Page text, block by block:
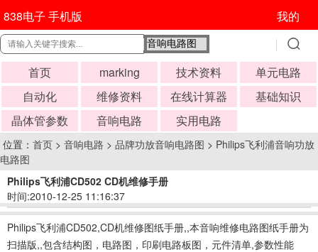
838电子 手机版 我的
首页 marking 技术资料
单元电路
自动化
维修资料 在线计算器
基础知识
晶体管参数
音响电路 实用电路
位置： 首页 > 音响电路 > 品牌功放音响电路图 > Philips飞利浦音响功放
电路图
Philips飞利浦CD502 CD机维修手册
时间:2010-12-25 11:16:37
Philips飞利浦CD502,CD机维修图纸手册,,本音响维修电路图纸手册为
扫描版,,包含结构图，电路图，印刷电路板图，元件清单,参数性能